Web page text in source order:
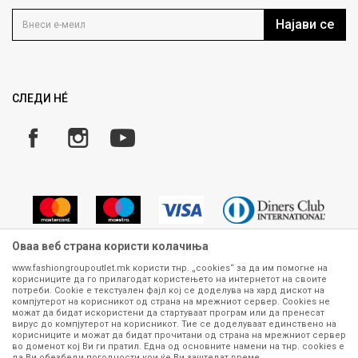
Кариера
Како да купите
Замена и рефундација на производи
Плаќање
Најави се
СЛЕДИ НÉ
Сите информации околу производите кои се изложени на нашата
онлајн продавница се стремиме да бидат конкретни, точни и прецизни,
меѓутоа не можеме да гарантираме дека се без ниту една грешка или
пак дека сите производи во моментот се достапни на залиха.
Фотографиите се најверодостојниот приказ на производот. Доколку
дојде до потреба за замена на производ или рефундација, процедурата
Оваа веб страна користи колачиња
www.fashiongroupoutlet.mk користи тнр. „cookies“ за да им помогне на
корисниците да го прилагодат користењето на интернетот на своите
потреби. Cookie е текстуален фајл кој се доделува на хард дискот на
компјутерот на корисникот од страна на мрежниот сервер. Cookies не
можат да бидат искористени да стартуваат програм или да пренесат
вирус до компјутерот на корисникот. Тие се доделуваат единствено на
корисниците и можат да бидат прочитани од страна на мрежниот сервер
во доменот кој Ви ги пратил. Една од основните намени на тнр. сookies е